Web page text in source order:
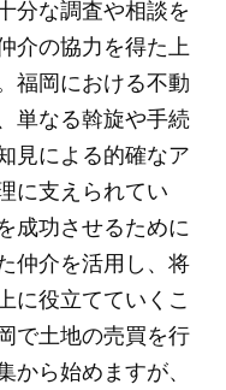
分な調査や相談を
介の協力を得た上
福岡における不動
単なる斡旋や手続
見による的確なア
に支えられてい
成功させるために
仲介を活用し、将
に役立てていくこ
で土地の売買を行
から始めますが、